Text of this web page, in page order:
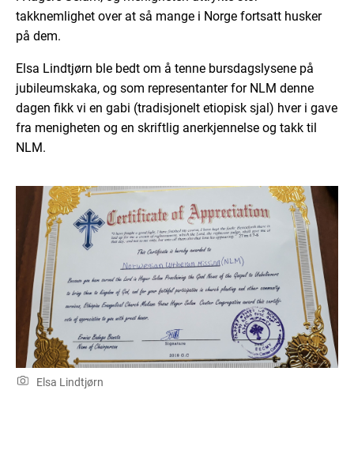
takknemlighet over at så mange i Norge fortsatt husker
på dem.
Elsa Lindtjørn ble bedt om å tenne bursdagslysene på
jubileumskaka, og som representanter for NLM denne
dagen fikk vi en gabi (tradisjonelt etiopisk sjal) hver i gave
fra menigheten og en skriftlig anerkjennelse og takk til
NLM.
Elsa Lindtjørn